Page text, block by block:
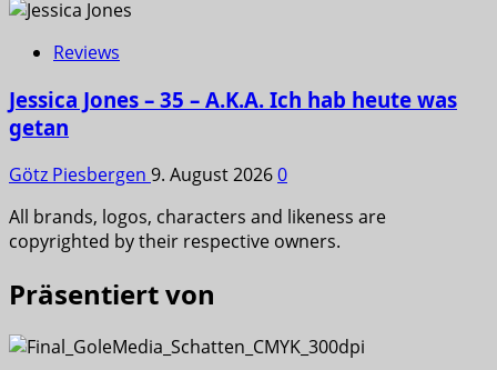
Reviews
Jessica Jones – 35 – A.K.A. Ich hab heute was
getan
Götz Piesbergen 9. August 20260
All brands, logos, characters and likeness are
copyrighted by their respective owners.
Präsentiert von